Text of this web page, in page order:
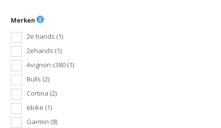
Merken
2e hands (1)
2ehands (1)
Avignon c380 (1)
Bulls (2)
Cortina (2)
ebike (1)
Garmin (8)